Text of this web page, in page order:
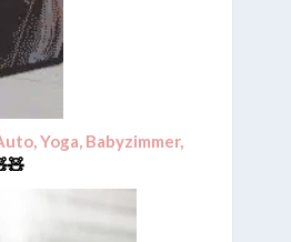
Yoga, Babyzimmer,